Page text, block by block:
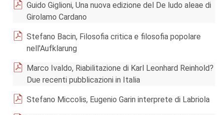
Guido Giglioni, Una nuova edizione del De ludo aleae di
Girolamo Cardano
Stefano Bacin, Filosofia critica e filosofia popolare
nell'Aufklarung
Marco Ivaldo, Riabilitazione di Karl Leonhard Reinhold?
Due recenti pubblicazioni in Italia
Stefano Miccolis, Eugenio Garin interprete di Labriola